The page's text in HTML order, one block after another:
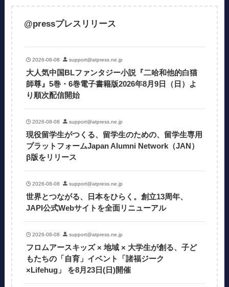
@pressプレスリリース
2026-08-08 support@atpress.ne.jp
大人気中国BLファンタジー小説『二哈和他的白猫
師尊』5巻・6巻電子書籍版2026年8月9日（日）よ
り順次配信開始
2026-08-08 support@atpress.ne.jp
現役留学生がつくる、留学生のための、留学生専用
プラットフォームJapan Alumni Network（JAN）
β版をリリース
2026-08-08 support@atpress.ne.jp
世界とつながる、日本をひらく。創立13周年、
JAPI公式Webサイトを全面リニューアル
2026-08-08 support@atpress.ne.jp
フロムアースキッズ × 地域 × 大学生が創る、子ど
もたちの「自育」イベント「諸福ジーク
×Lifehug」 を8月23日(日)開催